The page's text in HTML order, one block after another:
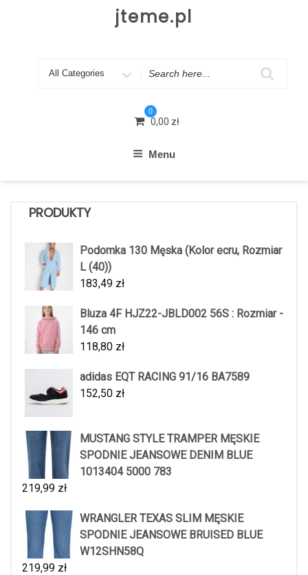
jteme.pl
Search
0
0,00 zł
Menu
PRODUKTY
Podomka 130 Męska (Kolor ecru, Rozmiar
L (40))
183,49 zł
Bluza 4F HJZ22-JBLD002 56S : Rozmiar -
146 cm
118,80 zł
adidas EQT RACING 91/16 BA7589
152,50 zł
MUSTANG STYLE TRAMPER MĘSKIE
SPODNIE JEANSOWE DENIM BLUE
1013404 5000 783
219,99 zł
WRANGLER TEXAS SLIM MĘSKIE
SPODNIE JEANSOWE BRUISED BLUE
W12SHN58Q
219,99 zł